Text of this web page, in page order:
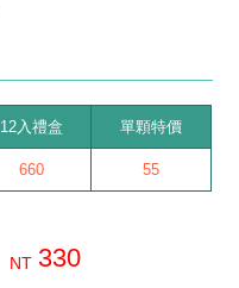
12入禮盒 單顆特價
660 55
NT 330